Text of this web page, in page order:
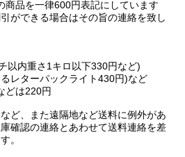
商品を一律600円表記にしています
ができる場合はその旨の連絡を致し
以内重さ1キロ以下330円など)
レターパックライト430円)など
どは220円
ど、また遠隔地など送料に例外があ
確認の連絡とあわせて送料連絡を差
。